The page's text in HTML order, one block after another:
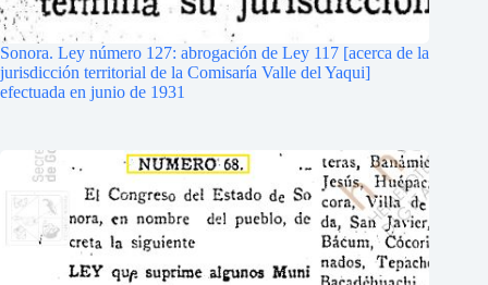
Sonora. Ley número 127: abrogación de Ley 117 [acerca de la
jurisdicción territorial de la Comisaría Valle del Yaqui]
efectuada en junio de 1931